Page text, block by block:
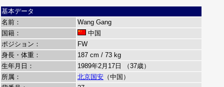
基本データ
名前：
Wang Gang
国籍：
中国
ポジション：
FW
身長・体重：
187 cm / 73 kg
生年月日：
1989年2月17日 （37歳）
所属：
北京国安 （中国）